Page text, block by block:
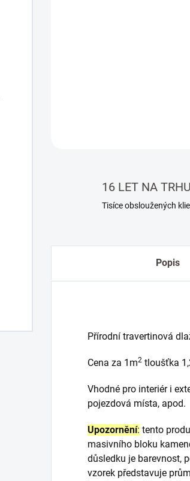
16 LET NA TRHU
Tisíce obsloužených
Popis
Přírodní travertinová
Cena za 1m2 tloušťka
Vhodné pro interiér i
pojezdová místa, apod.
Upozornění: tento
masivního bloku
důsledku je barevnost,
vzorek představuje